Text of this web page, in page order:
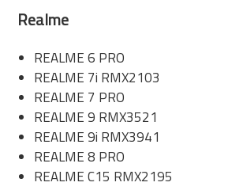
Realme
REALME 6 PRO
REALME 7i RMX2103
REALME 7 PRO
REALME 9 RMX3521
REALME 9i RMX3941
REALME 8 PRO
REALME C15 RMX2195